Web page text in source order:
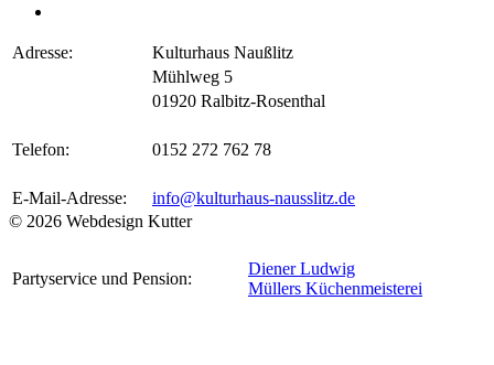
Adresse:
Kulturhaus Naußlitz
Mühlweg 5
01920 Ralbitz-Rosenthal
Telefon: 0152 272 762 78
E-Mail-Adresse:
info@kulturhaus-nausslitz.de
© 2026 Webdesign Kutter
Partyservice und Pension:
Diener Ludwig
Müllers Küchenmeisterei